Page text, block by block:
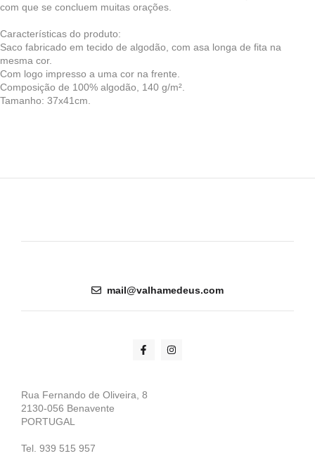
com que se concluem muitas orações.
Características do produto:
Saco fabricado em tecido de algodão, com asa longa de fita na
mesma cor.
Com logo impresso a uma cor na frente.
Composição de 100% algodão, 140 g/m².
Tamanho: 37x41cm.
mail@valhamedeus.com
Rua Fernando de Oliveira, 8
2130-056 Benavente
PORTUGAL
Tel. 939 515 957